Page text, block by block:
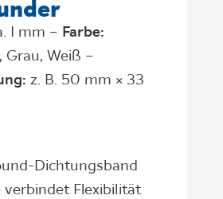
1 mm – Farbe:
Grau, Weiß –
z. B. 50 mm × 33
Dichtungsband
verbindet Flexibilität